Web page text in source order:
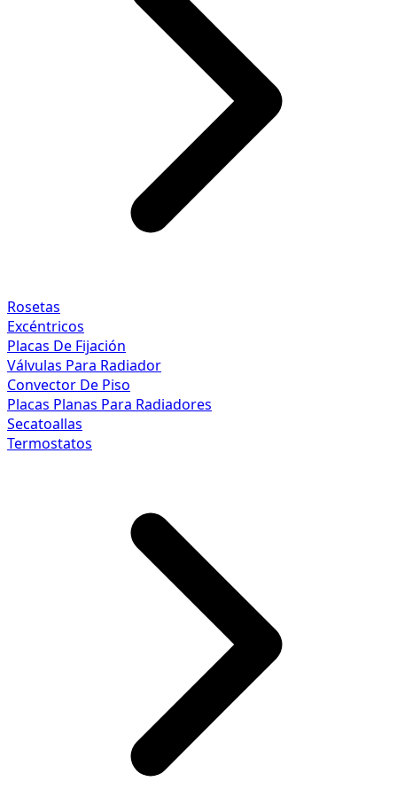
Rosetas
Excéntricos
Placas De Fijación
Válvulas Para Radiador
Convector De Piso
Placas Planas Para Radiadores
Secatoallas
Termostatos